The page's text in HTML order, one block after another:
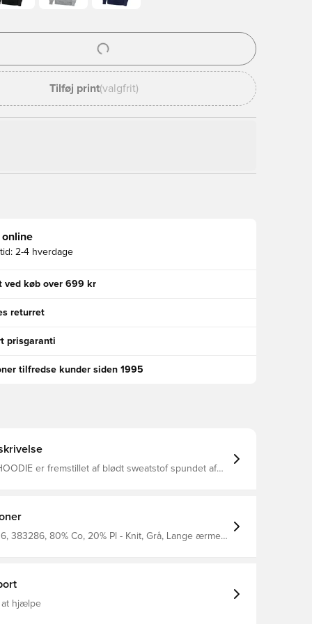
til at logge ind eller tilmelde dig som medlem
Tilføj print(valgfrit)
online
2-4 hverdage
ved køb over 699 kr
returret
prisgaranti
tilfredse kunder siden 1995
er fremstillet af blødt sweatstof spundet af
brystet. Blødt sweatstof Økologisk
polyester Kængurulomme Justerbar
logo på brystet 80% økologisk bomuld
383286, 80% Co, 20% Pl - Knit, Grå, Lange ærmer,
at hjælpe